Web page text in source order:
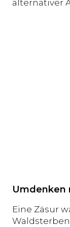
alternativer
Umdenken
Eine Zäsur